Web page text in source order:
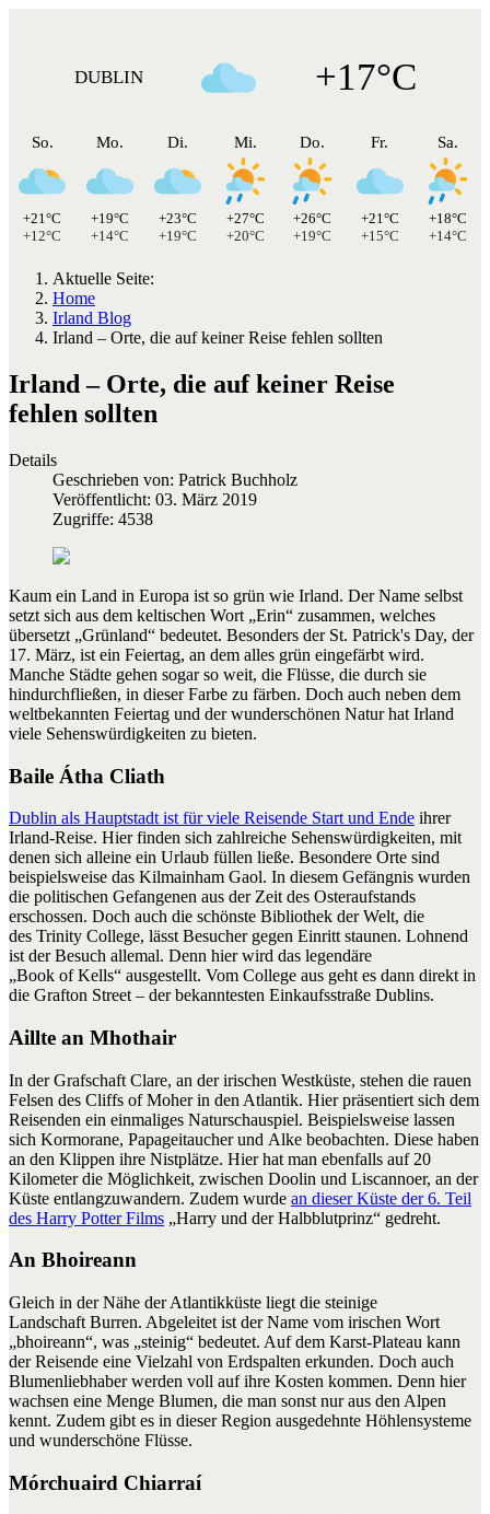
DUBLIN +17°C
So.
+21°C
+12°C
Mo.
+19°C
+14°C
Di.
+23°C
+19°C
Mi.
+27°C
+20°C
Do.
+26°C
+19°C
Fr.
+21°C
+15°C
Sa.
+18°C
+14°C
Aktuelle Seite:
Home
Irland Blog
Irland – Orte, die auf keiner Reise fehlen sollten
Irland – Orte, die auf keiner Reise
fehlen sollten
Details
Geschrieben von: Patrick Buchholz
Veröffentlicht: 03. März 2019
Zugriffe: 4538
Kaum ein Land in Europa ist so grün wie Irland. Der Name selbst
setzt sich aus dem keltischen Wort „Erin“ zusammen, welches
übersetzt „Grünland“ bedeutet. Besonders der St. Patrick's Day, der
17. März, ist ein Feiertag, an dem alles grün eingefärbt wird.
Manche Städte gehen sogar so weit, die Flüsse, die durch sie
hindurchfließen, in dieser Farbe zu färben. Doch auch neben dem
weltbekannten Feiertag und der wunderschönen Natur hat Irland
viele Sehenswürdigkeiten zu bieten.
Baile Átha Cliath
Dublin als Hauptstadt ist für viele Reisende Start und Ende ihrer
Irland-Reise. Hier finden sich zahlreiche Sehenswürdigkeiten, mit
denen sich alleine ein Urlaub füllen ließe. Besondere Orte sind
beispielsweise das Kilmainham Gaol. In diesem Gefängnis wurden
die politischen Gefangenen aus der Zeit des Osteraufstands
erschossen. Doch auch die schönste Bibliothek der Welt, die
des Trinity College, lässt Besucher gegen Einritt staunen. Lohnend
ist der Besuch allemal. Denn hier wird das legendäre
„Book of Kells“ ausgestellt. Vom College aus geht es dann direkt in
die Grafton Street – der bekanntesten Einkaufsstraße Dublins.
Aillte an Mhothair
In der Grafschaft Clare, an der irischen Westküste, stehen die rauen
Felsen des Cliffs of Moher in den Atlantik. Hier präsentiert sich dem
Reisenden ein einmaliges Naturschauspiel. Beispielsweise lassen
sich Kormorane, Papageitaucher und Alke beobachten. Diese haben
an den Klippen ihre Nistplätze. Hier hat man ebenfalls auf 20
Kilometer die Möglichkeit, zwischen Doolin und Liscannoer, an der
Küste entlangzuwandern. Zudem wurde an dieser Küste der 6. Teil
des Harry Potter Films „Harry und der Halbblutprinz“ gedreht.
An Bhoireann
Gleich in der Nähe der Atlantikküste liegt die steinige
Landschaft Burren. Abgeleitet ist der Name vom irischen Wort
„bhoireann“, was „steinig“ bedeutet. Auf dem Karst-Plateau kann
der Reisende eine Vielzahl von Erdspalten erkunden. Doch auch
Blumenliebhaber werden voll auf ihre Kosten kommen. Denn hier
wachsen eine Menge Blumen, die man sonst nur aus den Alpen
kennt. Zudem gibt es in dieser Region ausgedehnte Höhlensysteme
und wunderschöne Flüsse.
Mórchuaird Chiarraí